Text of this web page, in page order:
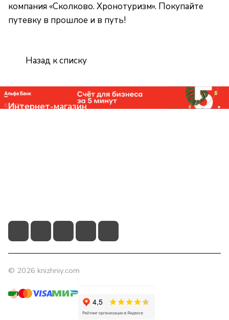
компания «Сколково. Хронотуризм». Покупайте
путевку в прошлое и в путь!
Назад к списку
Интернет-магазин
© 2026 knizhniy.com